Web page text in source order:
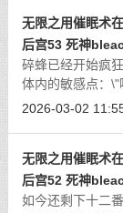
无限之用催眠术
后宫53 死神
碎蜂已经开始疯
体内的敏感点：
不行了…要去了
2026-03-02
无限之用催眠术
后宫52 死神
如今还剩下十二